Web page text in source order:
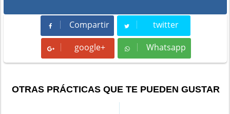
Compartir
Compartir twitter
Tweet
google+ Whatsapp
Whatsapp
OTRAS PRÁCTICAS QUE TE PUEDEN GUSTAR